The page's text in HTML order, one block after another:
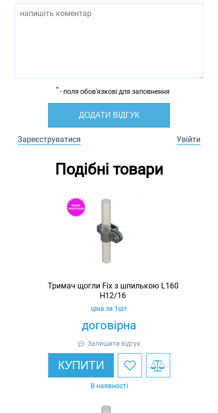
* - поля обов'язкові для заповнення
ДОДАТИ ВІДГУК
Зареєструватися Увійти
Подібні товари
Тримач щогли Fix з шпилькою L160
H12/16
договірна
ціна за 1шт
Залишити відгук
КУПИТИ
В наявності